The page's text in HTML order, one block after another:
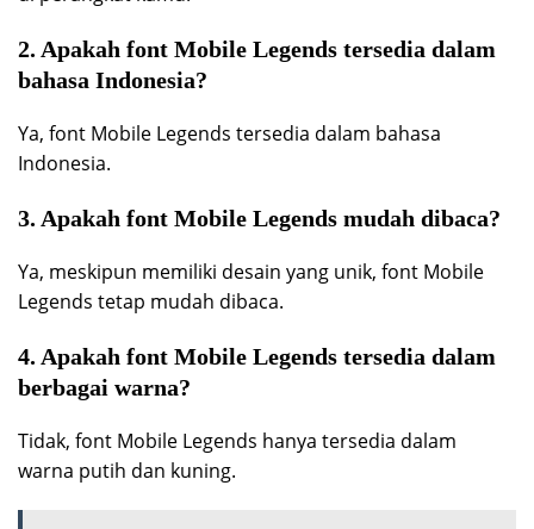
2. Apakah font Mobile Legends tersedia dalam
bahasa Indonesia?
Ya, font Mobile Legends tersedia dalam bahasa
Indonesia.
3. Apakah font Mobile Legends mudah dibaca?
Ya, meskipun memiliki desain yang unik, font Mobile
Legends tetap mudah dibaca.
4. Apakah font Mobile Legends tersedia dalam
berbagai warna?
Tidak, font Mobile Legends hanya tersedia dalam
warna putih dan kuning.